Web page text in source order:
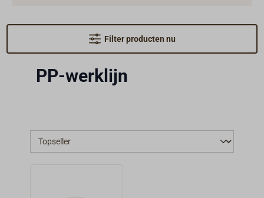
Filter producten nu
PP-werklijn